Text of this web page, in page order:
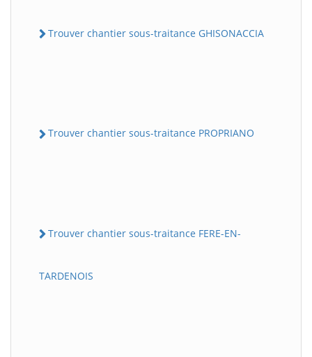
Trouver chantier sous-traitance GHISONACCIA
Trouver chantier sous-traitance PROPRIANO
Trouver chantier sous-traitance FERE-EN-
TARDENOIS